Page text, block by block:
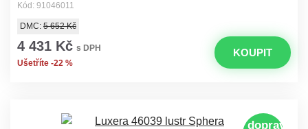
Kód: 91046011
DMC: 5 652 Kč
4 431 Kč s DPH
Ušetříte -22 %
KOUPIT
doprava